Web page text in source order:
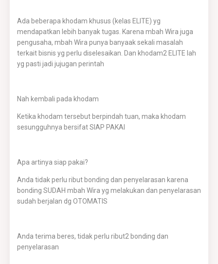
Ada beberapa khodam khusus (kelas ELITE) yg
mendapatkan lebih banyak tugas. Karena mbah Wira juga
pengusaha, mbah Wira punya banyaak sekali masalah
terkait bisnis yg perlu diselesaikan. Dan khodam2 ELITE lah
yg pasti jadi jujugan perintah
Nah kembali pada khodam
Ketika khodam tersebut berpindah tuan, maka khodam
sesungguhnya bersifat SIAP PAKAI
Apa artinya siap pakai?
Anda tidak perlu ribut bonding dan penyelarasan karena
bonding SUDAH mbah Wira yg melakukan dan penyelarasan
sudah berjalan dg OTOMATIS
Anda terima beres, tidak perlu ribut2 bonding dan
penyelarasan